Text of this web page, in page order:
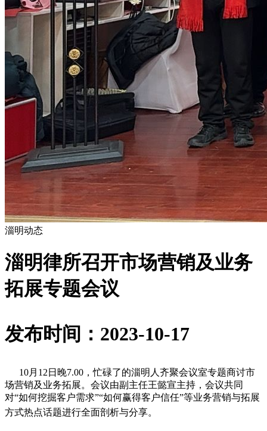
淄明动态
淄明律所召开市场营销及业务
拓展专题会议
发布时间：2023-10-17
10月12日晚7.00，忙碌了的淄明人齐聚会议室专题商讨市
场营销及业务拓展。会议由副主任王懿宣主持，会议共同
对“如何挖掘客户需求”“如何赢得客户信任”等业务营销与拓展
方式热点话题进行全面剖析与分享。